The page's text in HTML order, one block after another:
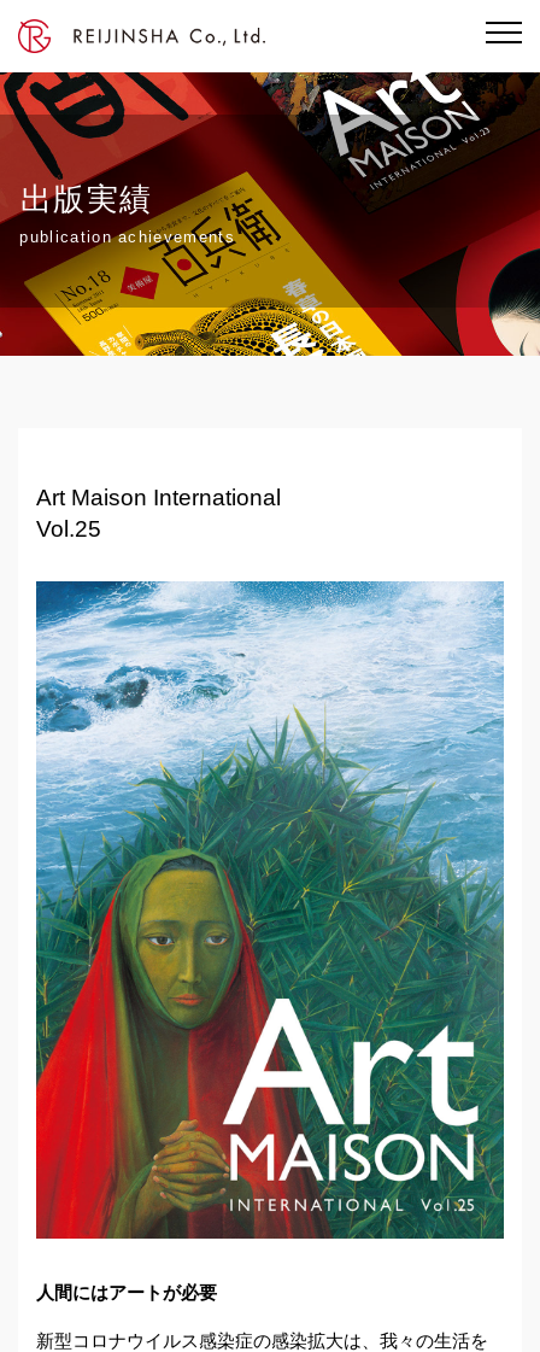
出版実績
publication achievements
Art Maison International
Vol.25
人間にはアートが必要
新型コロナウイルス感染症の感染拡大は、我々の生活を